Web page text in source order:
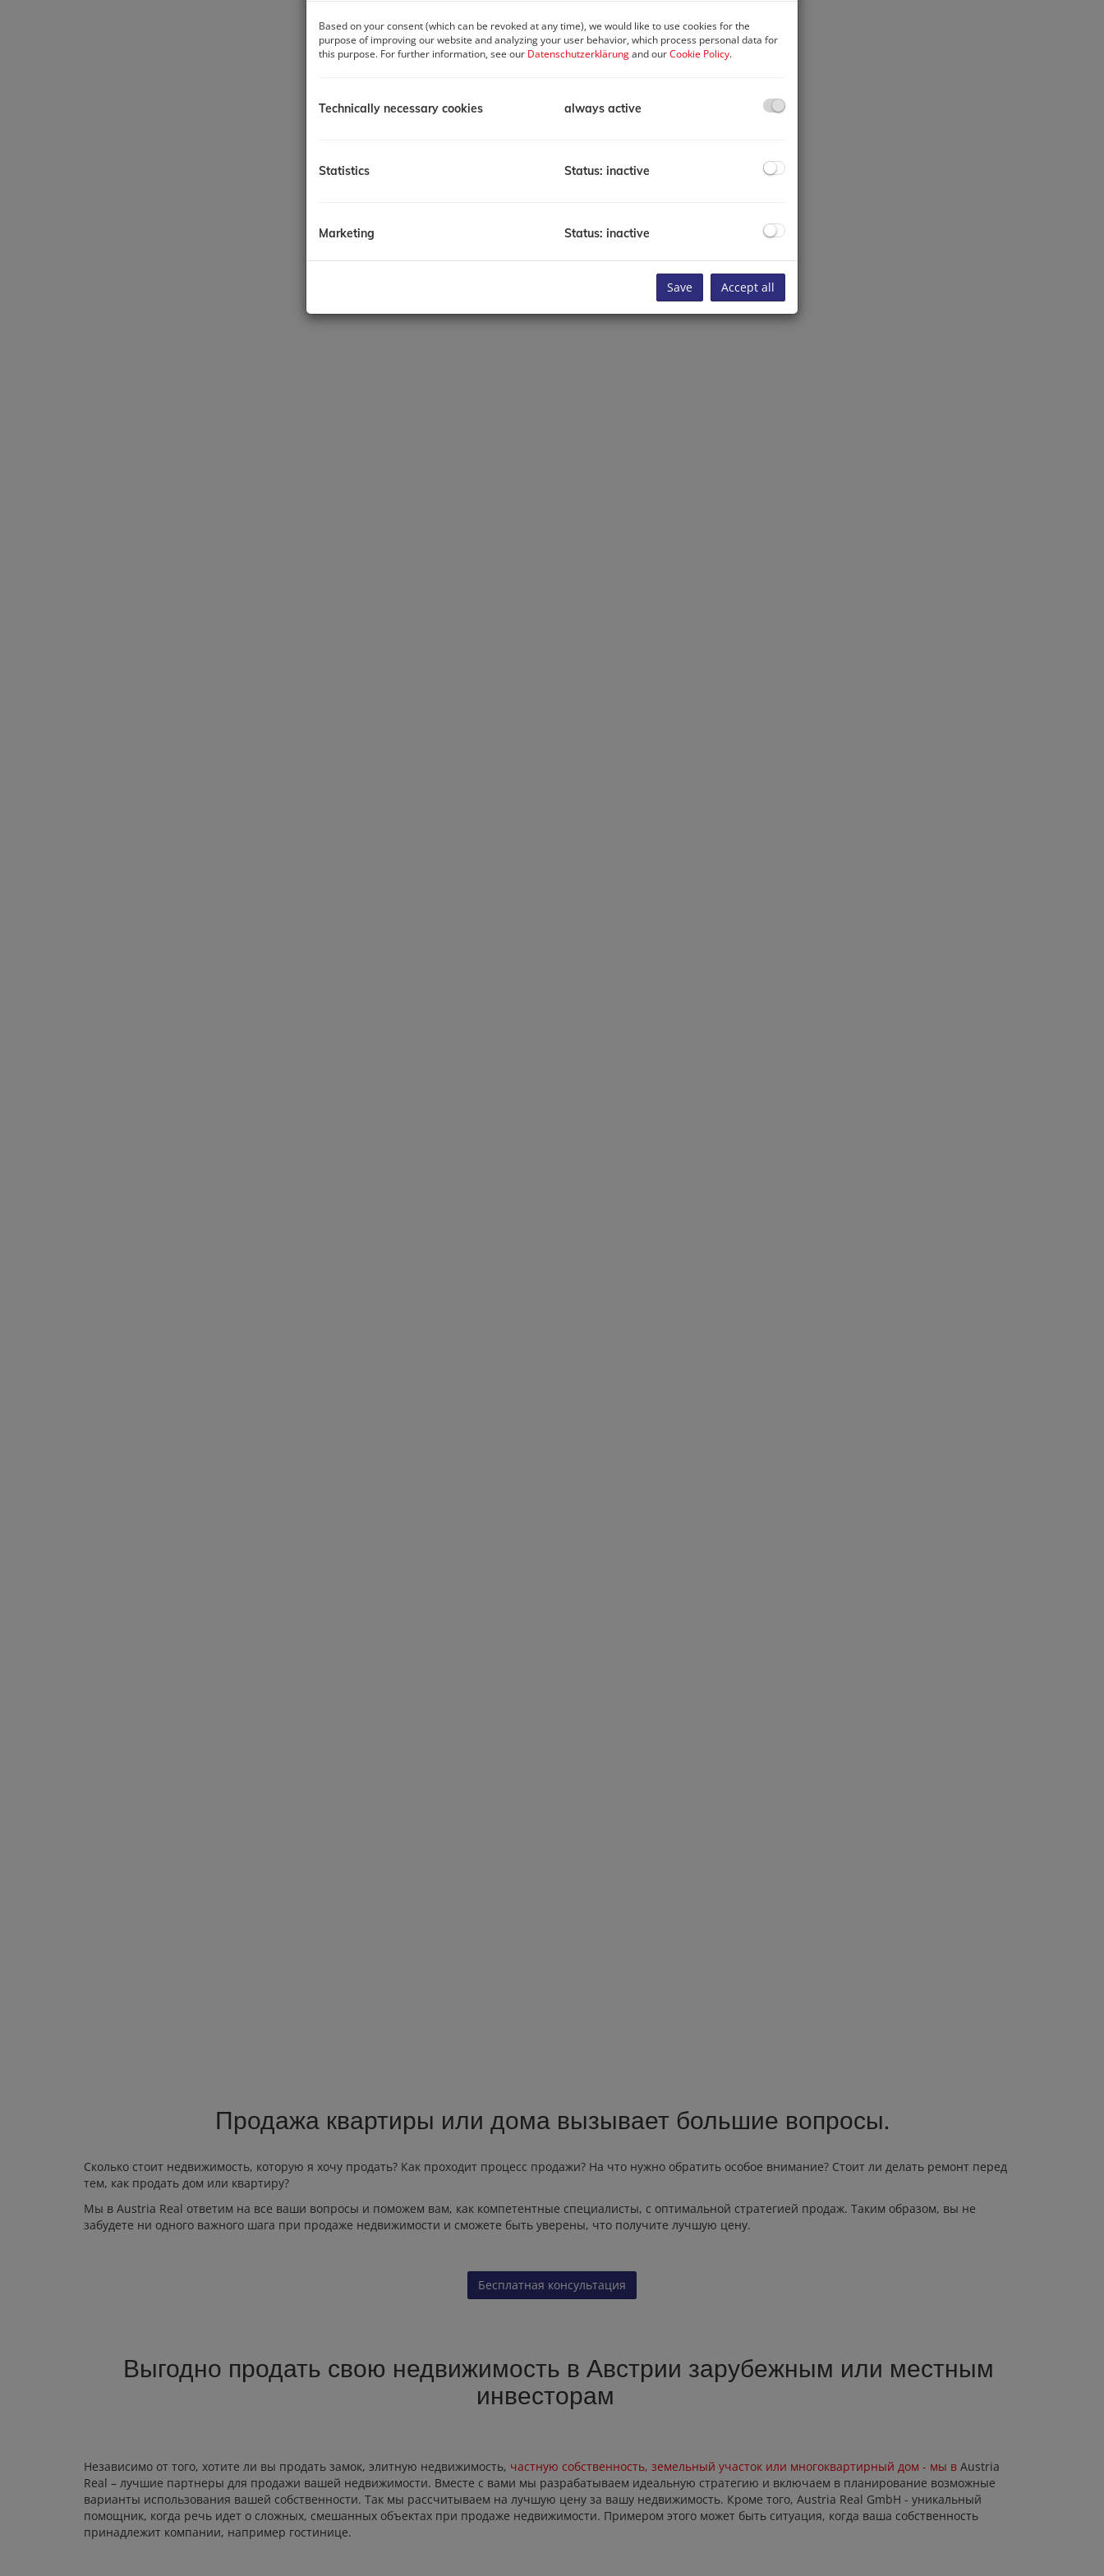
Продажа квартиры или дома вызывает большие вопросы.
Сколько стоит недвижимость, которую я хочу продать? Как проходит процесс продажи? На что нужно обратить особое внимание? Стоит ли делать ремонт перед
тем, как продать дом или квартиру?
Мы в Austria Real ответим на все ваши вопросы и поможем вам, как компетентные специалисты, с оптимальной стратегией продаж. Таким образом, вы не
забудете ни одного важного шага при продаже недвижимости и сможете быть уверены, что получите лучшую цену.
Бесплатная консультация
Выгодно продать свою недвижимость в Австрии зарубежным или местным
инвесторам
Независимо от того, хотите ли вы продать замок, элитную недвижимость, частную собственность, земельный участок или многоквартирный дом - мы в Austria
Real – лучшие партнеры для продажи вашей недвижимости. Вместе с вами мы разрабатываем идеальную стратегию и включаем в планирование возможные
варианты использования вашей собственности. Так мы рассчитываем на лучшую цену за вашу недвижимость. Кроме того, Austria Real GmbH - уникальный
помощник, когда речь идет о сложных, смешанных объектах при продаже недвижимости. Примером этого может быть ситуация, когда ваша собственность
принадлежит компании, например гостинице.
Based on your consent (which can be revoked at any time), we would like to use cookies for the
purpose of improving our website and analyzing your user behavior, which process personal data for
this purpose. For further information, see our Datenschutzerklärungand ourCookie Policy.
Technically necessary cookies always active
Statistics Status: inactive
Marketing Status: inactive
Save Accept all